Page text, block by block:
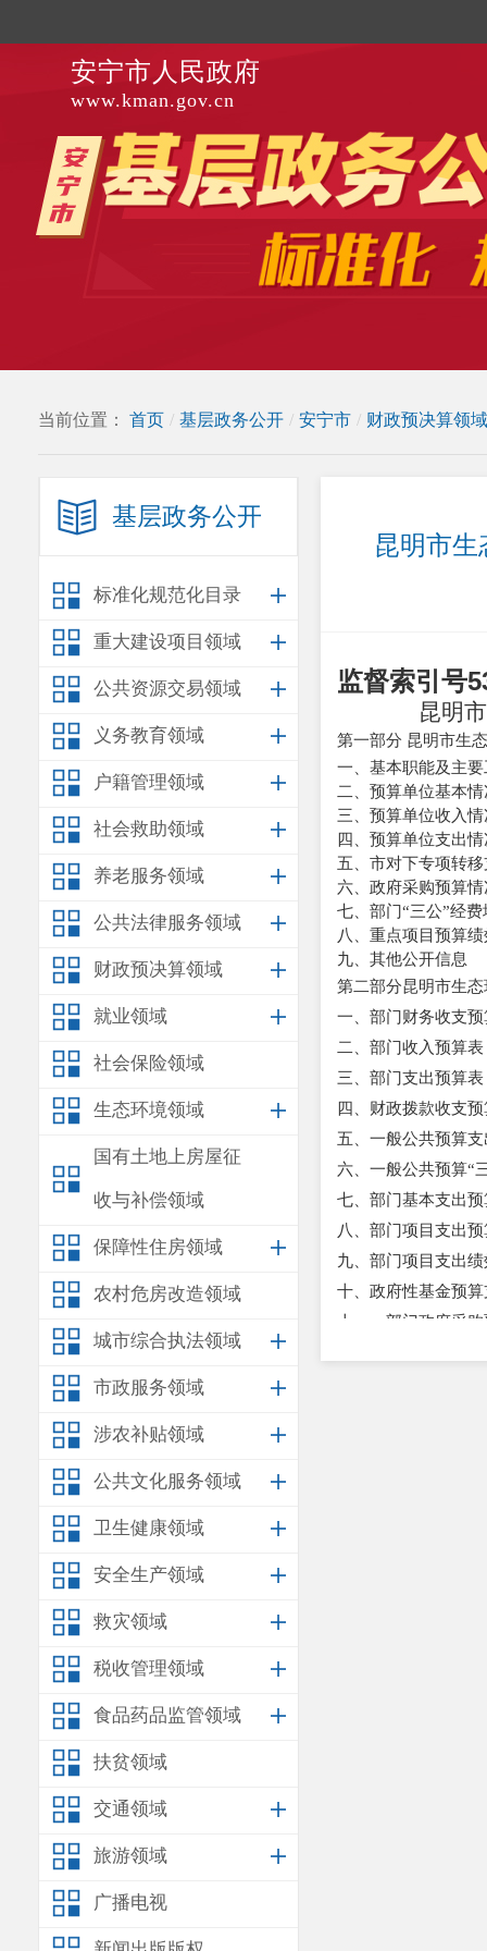
安宁市人民政府
www.kman.gov.cn
当前位置： 首页 / 基层政务公开 / 安宁市 / 财政预决算领域
基层政务公开
标准化规范化目录
重大建设项目领域
公共资源交易领域
义务教育领域
户籍管理领域
社会救助领域
养老服务领域
公共法律服务领域
财政预决算领域
就业领域
社会保险领域
生态环境领域
国有土地上房屋征
收与补偿领域
保障性住房领域
农村危房改造领域
城市综合执法领域
市政服务领域
涉农补贴领域
公共文化服务领域
卫生健康领域
安全生产领域
救灾领域
税收管理领域
食品药品监管领域
扶贫领域
交通领域
旅游领域
广播电视
昆明市生
监督索引号
昆明
第一部分 昆明市生
一、基本职能及主要
二、预算单位基本情
三、预算单位收入情
四、预算单位支出情
五、市对下专项转
六、政府采购预算情
七、部门“三公”经费
八、重点项目预算
九、其他公开信息
第二部分昆明市生
一、部门财务收支
二、部门收入预算表
三、部门支出预算表
四、财政拨款收支
五、一般公共预算
六、一般公共预算“
七、部门基本支出预
八、部门项目支出
九、部门项目支出
十、政府性基金预
十一、部门政府采